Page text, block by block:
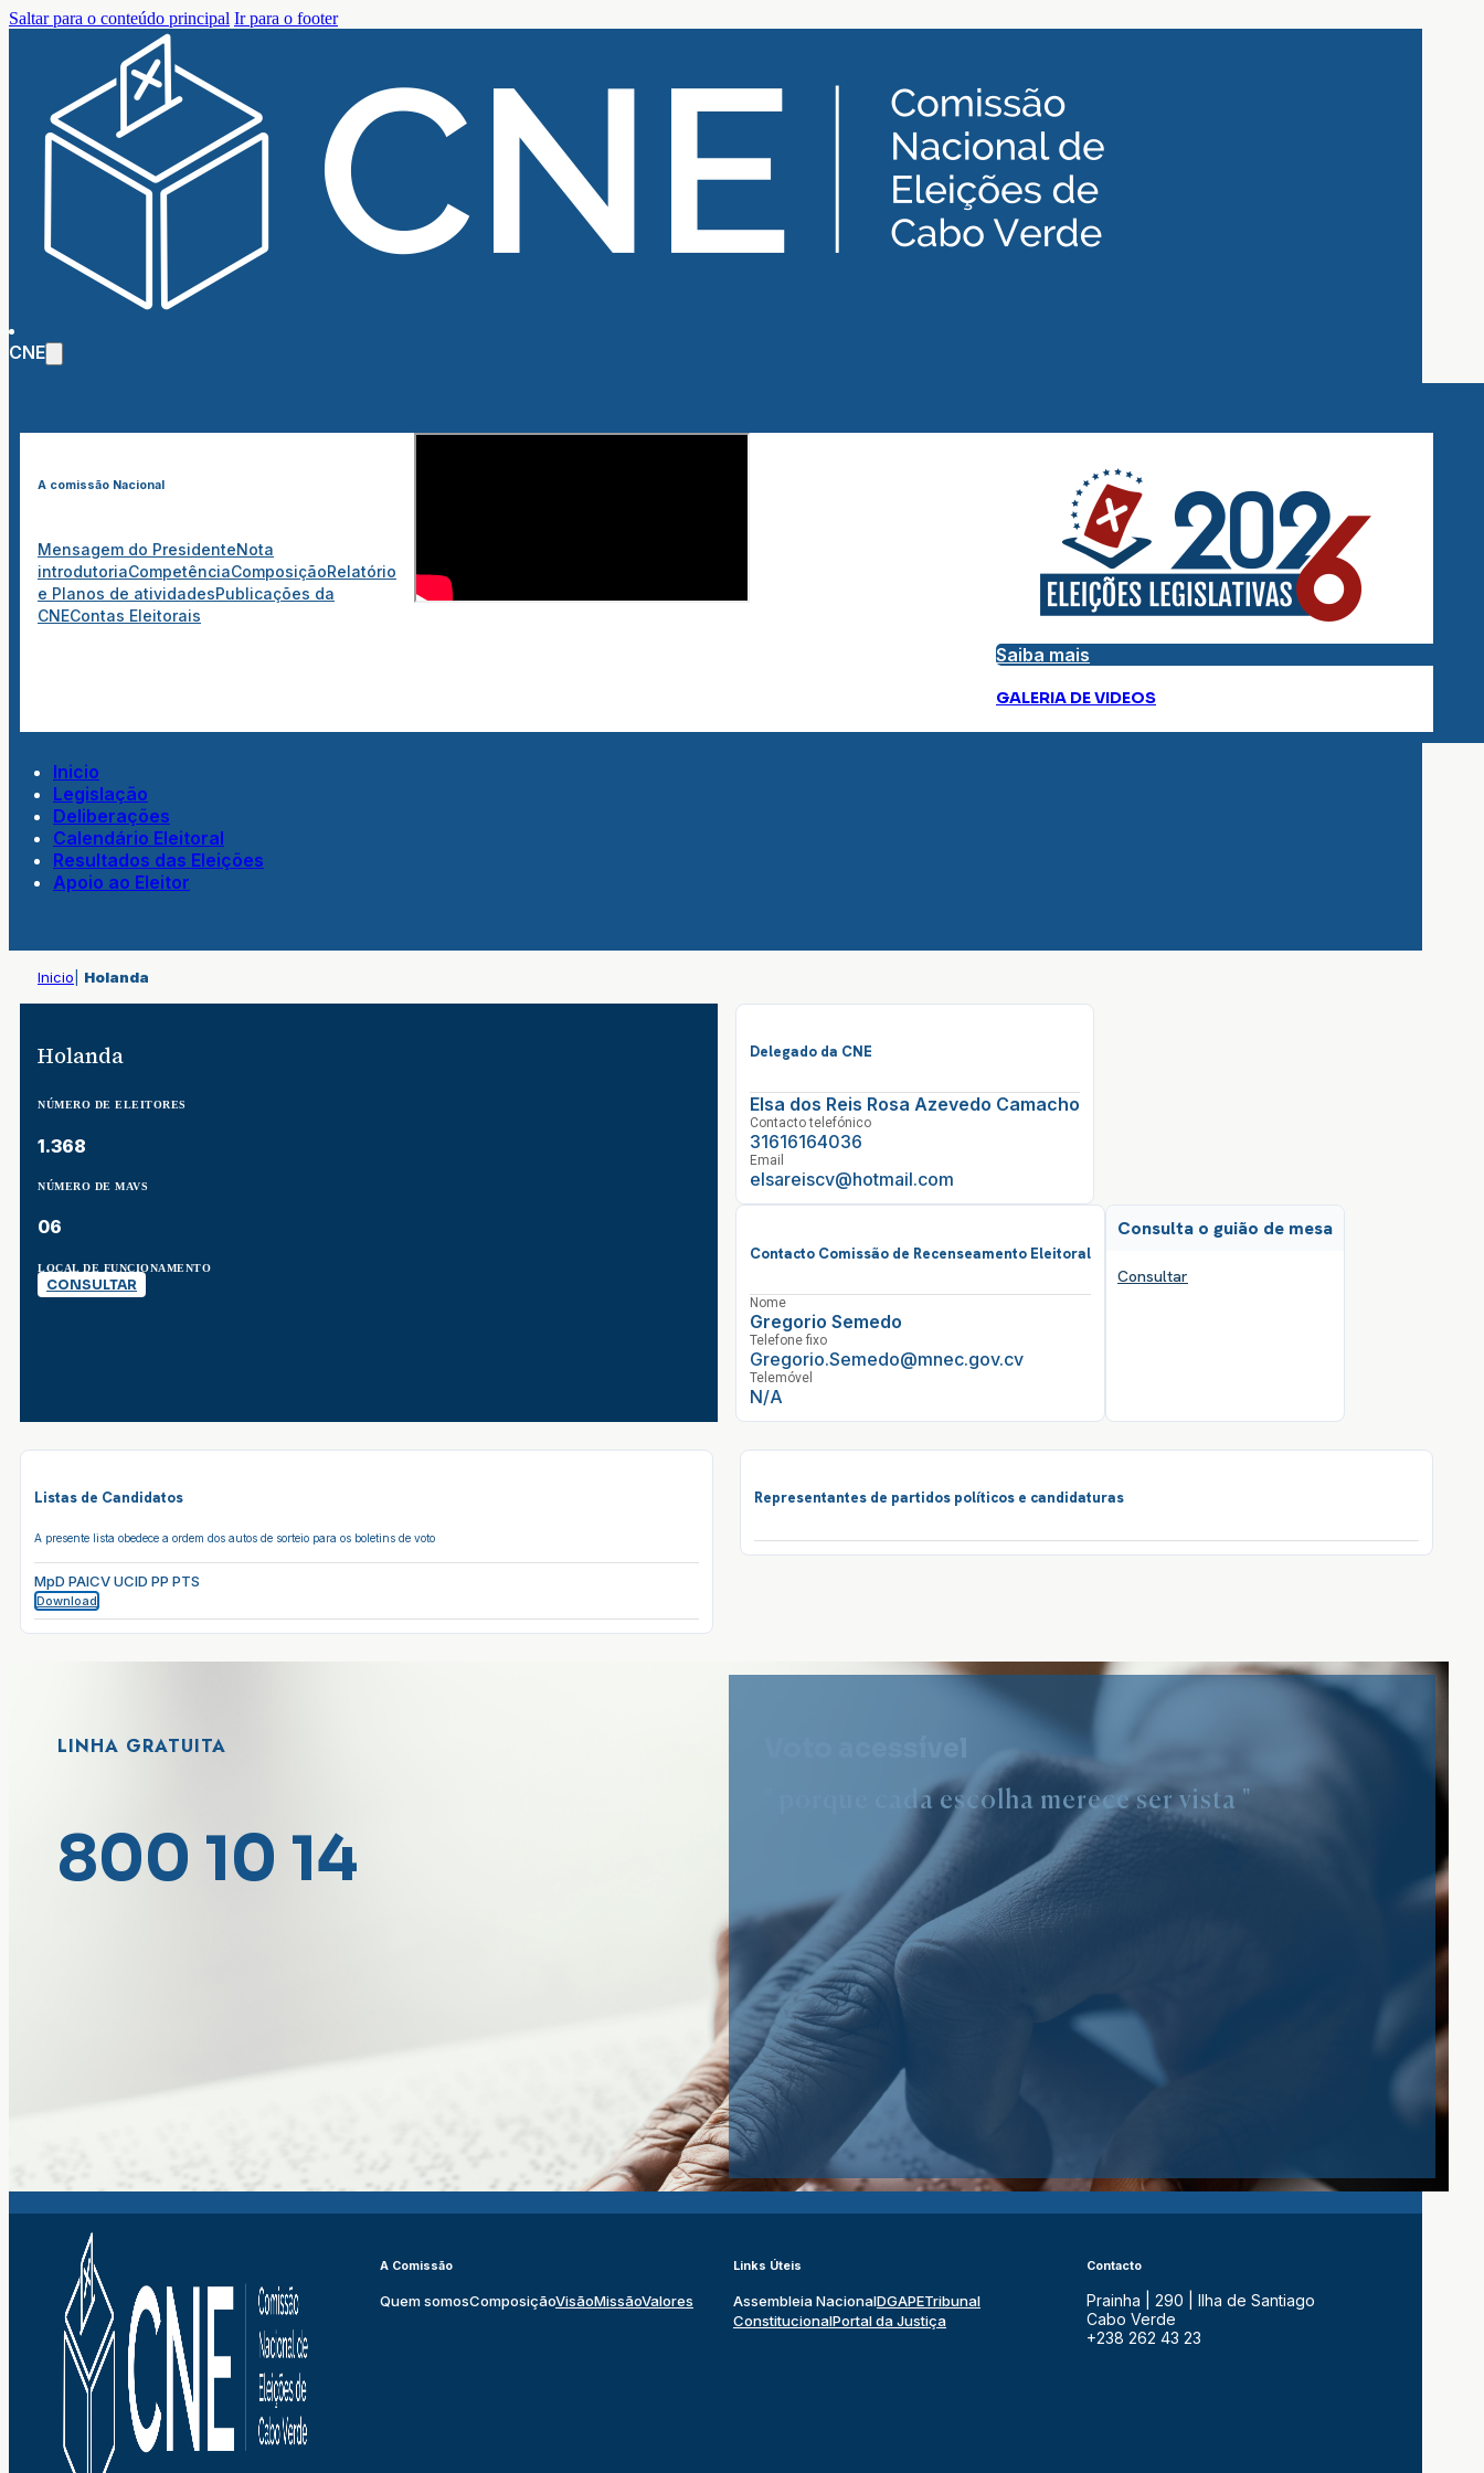
Saltar para o conteúdo principal Ir para o footer
CNE
A comissão Nacional
Mensagem do PresidenteNota
introdutoriaCompetênciaComposiçãoRelatório
e Planos de atividadesPublicações da
CNEContas Eleitorais
Saiba mais
GALERIA DE VIDEOS
Inicio
Legislação
Deliberações
Calendário Eleitoral
Resultados das Eleições
Apoio ao Eleitor
Inicio Holanda
Holanda
NÚMERO DE ELEITORES
1.368
NÚMERO DE MAVS
06
LOCAL DE FUNCIONAMENTO
CONSULTAR
Delegado da CNE
Elsa dos Reis Rosa Azevedo Camacho
Contacto telefónico
31616164036
Email
elsareiscv@hotmail.com
Contacto Comissão de Recenseamento Eleitoral
Nome
Gregorio Semedo
Telefone fixo
Gregorio.Semedo@mnec.gov.cv
Telemóvel
N/A
Consulta o guião de mesa
Consultar
Listas de Candidatos
A presente lista obedece a ordem dos autos de sorteio para os boletins de voto
MpD PAICV UCID PP PTS
Download
Representantes de partidos políticos e candidaturas
LINHA GRATUITA
800 10 14
" porque cada escolha merece ser vista "
A Comissão
Quem somosComposiçãoVisãoMissãoValores
Links Úteis
Assembleia NacionalDGAPETribunal
ConstitucionalPortal da Justiça
Contacto
Prainha | 290 | Ilha de Santiago
Cabo Verde
+238 262 43 23